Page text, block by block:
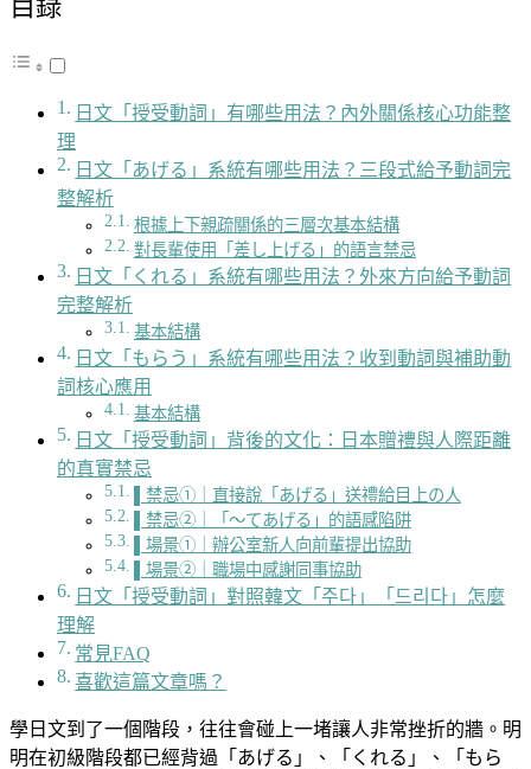
目錄
日文「授受動詞」有哪些用法？內外關係核心功能整
理
日文「あげる」系統有哪些用法？三段式給予動詞完
整解析
根據上下親疏關係的三層次基本結構
對長輩使用「差し上げる」的語言禁忌
日文「くれる」系統有哪些用法？外來方向給予動詞
完整解析
基本結構
日文「もらう」系統有哪些用法？收到動詞與補助動
詞核心應用
基本結構
日文「授受動詞」背後的文化：日本贈禮與人際距離
的真實禁忌
▌禁忌①｜直接說「あげる」送禮給目上の人
▌禁忌②｜「～てあげる」的語感陷阱
▌場景①｜辦公室新人向前輩提出協助
▌場景②｜職場中感謝同事協助
日文「授受動詞」對照韓文「주다」「드리다」怎麼
理解
常見FAQ
喜歡這篇文章嗎？
學日文到了一個階段，往往會碰上一堵讓人非常挫折的牆。明
明在初級階段都已經背過「あげる」、「くれる」、「もら